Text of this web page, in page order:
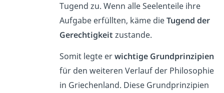
Tugend zu. Wenn alle Seelenteile ihre
Aufgabe erfüllten, käme dieTugend der
Gerechtigkeit zustande.
Somit legte erwichtige Grundprinzipien
für den weiteren Verlauf der Philosophie
in Griechenland. Diese Grundprinzipien